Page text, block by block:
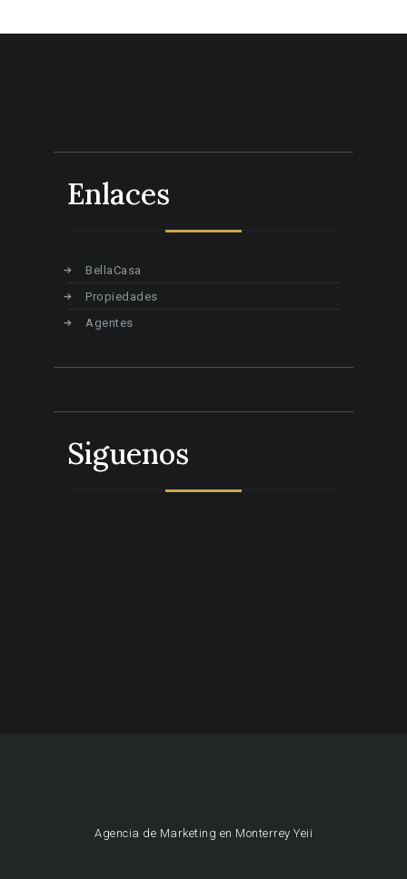
Enlaces
BellaCasa
Propiedades
Agentes
Siguenos
Agencia de Marketing en Monterrey Yeii